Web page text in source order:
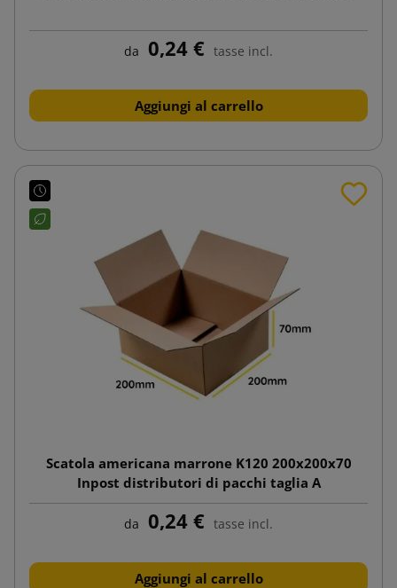
da 0,24 € tasse incl.
Aggiungi al carrello
Scatola americana marrone K120 200x200x70
Inpost distributori di pacchi taglia A
da 0,24 € tasse incl.
Aggiungi al carrello